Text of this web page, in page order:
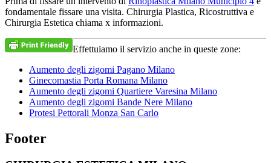
fondamentale fissare una visita. Chirurgia Plastica, Ricostruttiva e
Chirurgia Estetica chiama x informazioni.
Effettuiamo il servizio anche in queste zone:
Aumento degli zigomi Pagano Milano
Ginecomastia Porta Romana Milano
Aumento degli zigomi Quartiere Varesina Milano
Aumento degli zigomi Bande Nere Milano
Protesi Pettorali Monza San Carlo
Footer